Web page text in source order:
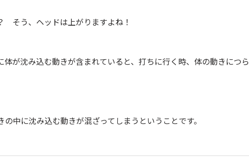
そう、ヘッドは上がりますよね！
が沈み込む動きが含まれていると、打ちに行く時、体の動きにつら
中に沈み込む動きが混ざってしまうということです。